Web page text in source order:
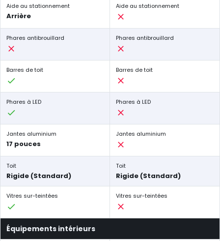
Aide au stationnement
Arrière
Aide au stationnement
Phares antibrouillard Phares antibrouillard
Barres de toit Barres de toit
Phares à LED Phares à LED
Jantes aluminium
17 pouces
Jantes aluminium
Toit
Rigide (Standard)
Toit
Rigide (Standard)
Vitres sur-teintées Vitres sur-teintées
Équipements intérieurs